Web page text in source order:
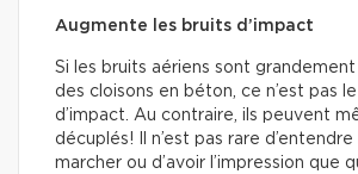
Augmente les bruits d’impact
Si les bruits aériens sont
des cloisons en béton, ce n’est pas
d’impact. Au contraire, ils peuvent
décuplés! Il n’est pas rare d’entendre
marcher ou d’avoir l’impression que